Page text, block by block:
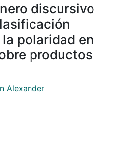
discursivo
polaridad en
productos
Alexander